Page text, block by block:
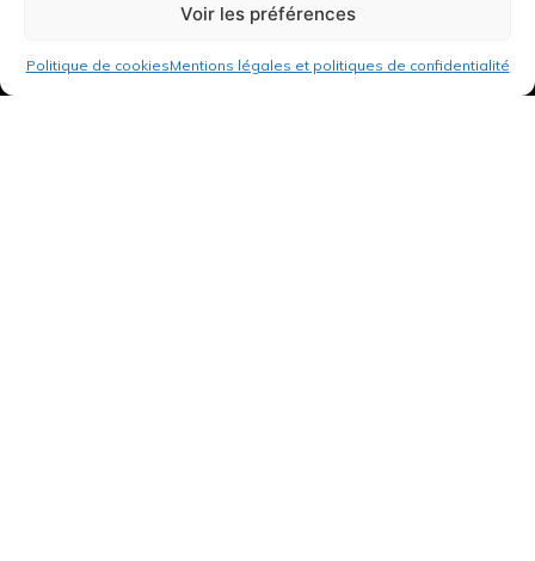
Voir les préférences
Politique de cookiesMentions légales et politiques de confidentialité